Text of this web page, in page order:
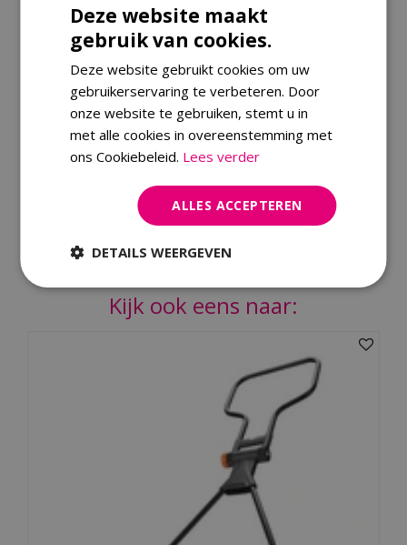
Materiaal
Staal:aluminium, PLASTIC
Gewicht
Diepte in cm
Geschikt voor
Breedte (cm)
Gewicht (kg)
Dit product kopen
Kijk ook eens naar:
Deze website maakt
gebruik van cookies.
Deze website gebruikt cookies om uw
gebruikerservaring te verbeteren. Door
onze website te gebruiken, stemt u in
met alle cookies in overeenstemming met
ons Cookiebeleid. Lees verder
ALLES ACCEPTEREN
DETAILS WEERGEVEN